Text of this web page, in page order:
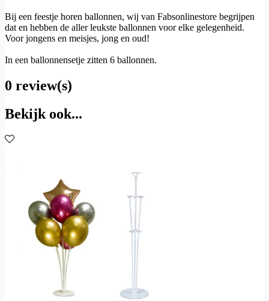
Bij een feestje horen ballonnen, wij van Fabsonlinestore begrijpen
dat en hebben de aller leukste ballonnen voor elke gelegenheid.
Voor jongens en meisjes, jong en oud!
In een ballonnensetje zitten 6 ballonnen.
0 review(s)
Bekijk ook...